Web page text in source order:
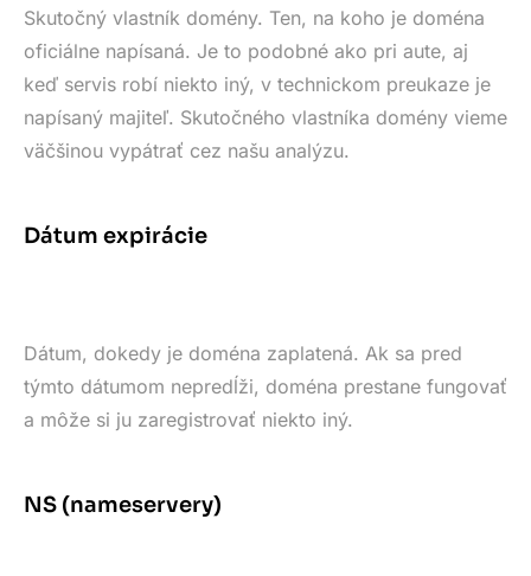
Skutočný vlastník domény. Ten, na koho je doména
oficiálne napísaná. Je to podobné ako pri aute, aj
keď servis robí niekto iný, v technickom preukaze je
napísaný majiteľ. Skutočného vlastníka domény vieme
väčšinou vypátrať cez našu analýzu.
Dátum expirácie
Dátum, dokedy je doména zaplatená. Ak sa pred
týmto dátumom nepredĺži, doména prestane fungovať
a môže si ju zaregistrovať niekto iný.
NS (nameservery)